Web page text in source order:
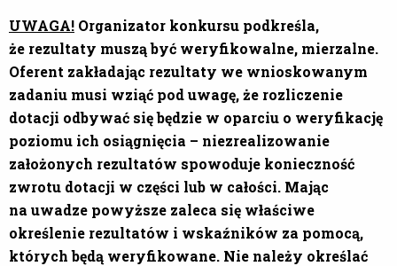
UWAGA! Organizator konkursu podkreśla,
że rezultaty muszą być weryfikowalne, mierzalne.
Oferent zakładając rezultaty we wnioskowanym
zadaniu musi wziąć pod uwagę, że rozliczenie
dotacji odbywać się będzie w oparciu o weryfikację
poziomu ich osiągnięcia – niezrealizowanie
założonych rezultatów spowoduje konieczność
zwrotu dotacji w części lub w całości. Mając
na uwadze powyższe zaleca się właściwe
określenie rezultatów i wskaźników za pomocą,
których będą weryfikowane. Nie należy określać